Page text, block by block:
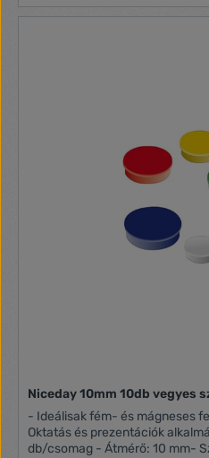
Niceday 10mm 10db vegyes
- Ideálisak fém- és mágneses
Oktatás és prezentációk
db/csomag - Átmérő: 10 mm-